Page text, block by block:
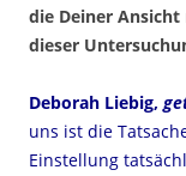
die Deiner
dieser
Deborah Liebig,
uns ist die
Einstellung